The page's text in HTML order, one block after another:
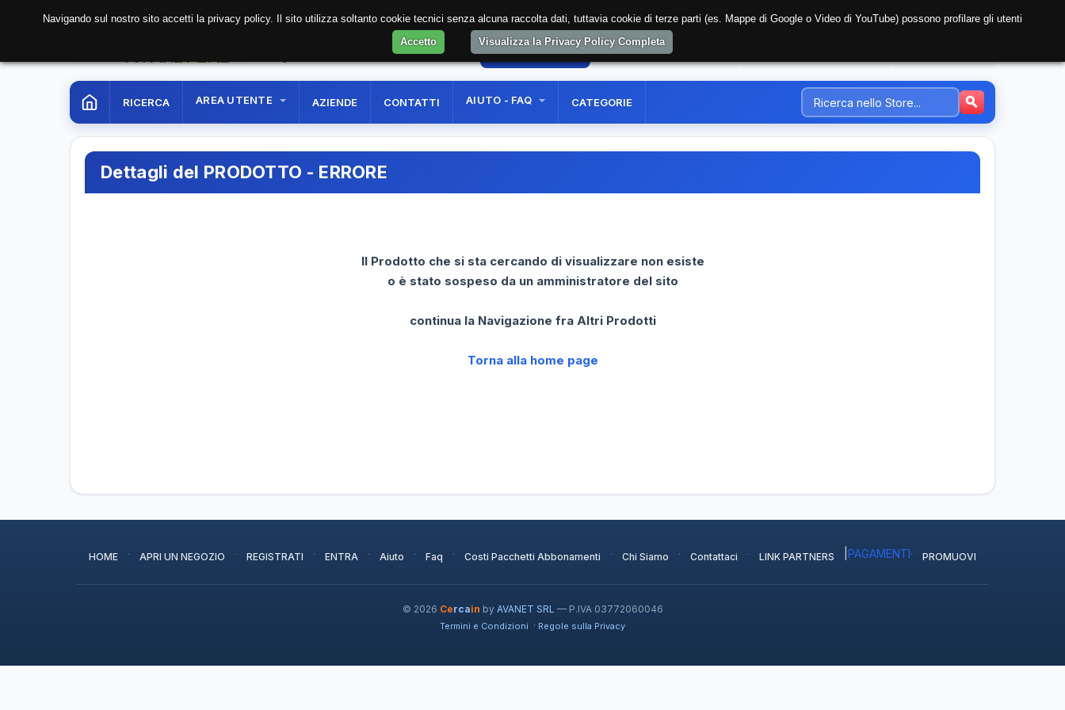
AREA RISERVATA REGISTRAZIONE UTENTE
RICERCA AREA UTENTE AZIENDE CONTATTI AIUTO - FAQ CATEGORIE
Dettagli del PRODOTTO - ERRORE
Il Prodotto che si sta cercando di visualizzare non esiste
o è stato sospeso da un amministratore del sito
continua la Navigazione fra Altri Prodotti
Torna alla home page
HOME · APRI UN NEGOZIO · REGISTRATI · ENTRA · Aiuto · Faq · Costi Pacchetti Abbonamenti · Chi Siamo · Contattaci · LINK PARTNERS PAGAMENTI· PROMUOVI
© 2026 Cercain by AVANET SRL — P.IVA 03772060046
Termini e Condizioni · Regole sulla Privacy
Navigando sul nostro sito accetti la privacy policy. Il sito utilizza soltanto cookie tecnici senza alcuna raccolta dati, tuttavia cookie di terze parti (es. Mappe di Google o Video di YouTube) possono profilare gli utenti
Accetto
Visualizza la Privacy Policy Completa